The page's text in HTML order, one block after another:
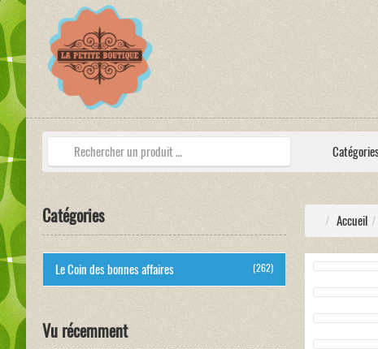
Catégories
Le Coin des bonnes affaires (262)
Vu récemment
Accueil